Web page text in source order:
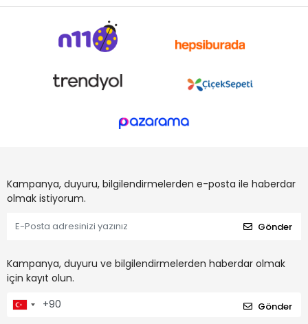
Kampanya, duyuru, bilgilendirmelerden e-posta ile haberdar
olmak istiyorum.
Gönder
Kampanya, duyuru ve bilgilendirmelerden haberdar olmak
için kayıt olun.
Gönder